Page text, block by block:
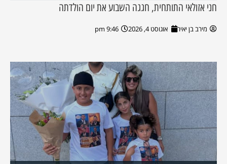
חני אזולאי התותחית, חגגה השבוע את יום הולדתה
מירב בן יאיר אוגוסט 4, 2026 9:46 pm